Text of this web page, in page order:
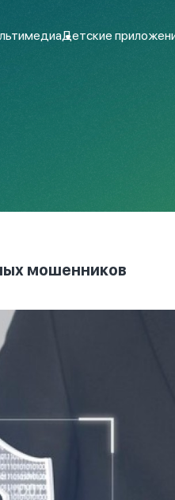
Детские
мошенников